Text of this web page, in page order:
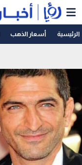
الرئيسية أسعار الذهب